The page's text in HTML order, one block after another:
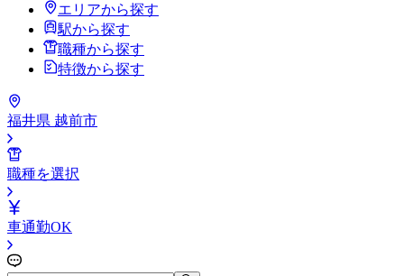
エリアから探す
駅から探す
職種から探す
特徴から探す
福井県 越前市
職種を選択
車通勤OK